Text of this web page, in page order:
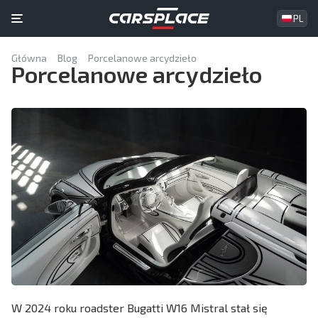
PL
Główna Blog Porcelanowe arcydzieło
Porcelanowe arcydzieło
W 2024 roku roadster Bugatti W16 Mistral stał się